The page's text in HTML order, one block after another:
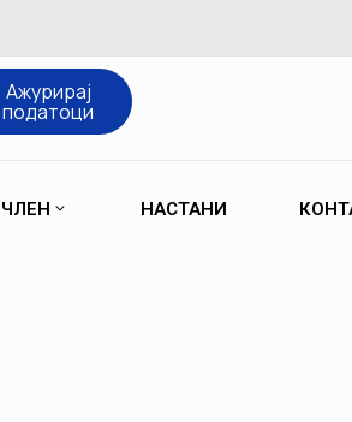
Ажурирај
податоци
НАСТАНИ